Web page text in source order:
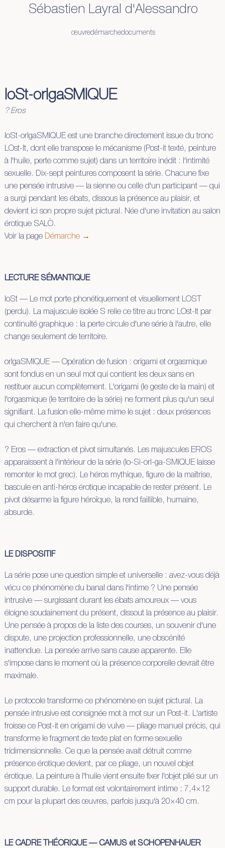
œuvredémarchedocuments
Sébastien Layral d'Alessandro
loSt-orIgaSMIQUE
? Eros
loSt-orIgaSMIQUE est une branche directement issue du tronc
LOst-It, dont elle transpose le mécanisme (Post-it texté, peinture
à l'huile, perte comme sujet) dans un territoire inédit : l'intimité
sexuelle. Dix-sept peintures composent la série. Chacune fixe
une pensée intrusive — la sienne ou celle d'un participant — qui
a surgi pendant les ébats, dissous la présence au plaisir, et
devient ici son propre sujet pictural. Née d'une invitation au salon
érotique SALÒ.
Voir la pageDémarche →
LECTURE SÉMANTIQUE
loSt — Le mot porte phonétiquement et visuellement LOST
(perdu). La majuscule isolée S relie ce titre au tronc LOst-It par
continuité graphique : la perte circule d'une série à l'autre, elle
change seulement de territoire.
orIgaSMIQUE — Opération de fusion : origami et orgasmique
sont fondus en un seul mot qui contient les deux sans en
restituer aucun complètement. L'origami (le geste de la main) et
l'orgasmique (le territoire de la série) ne forment plus qu'un seul
signifiant. La fusion elle-même mime le sujet : deux présences
qui cherchent à n'en faire qu'une.
? Eros — extraction et pivot simultanés. Les majuscules EROS
apparaissent à l'intérieur de la série (lo-Si-orI-ga-SMIQUE laisse
remonter le mot grec). Le héros mythique, figure de la maîtrise,
bascule en anti-héros érotique incapable de rester présent. Le
pivot désarme la figure héroïque, la rend faillible, humaine,
absurde.
LE DISPOSITIF
La série pose une question simple et universelle : avez-vous déjà
vécu ce phénomène du banal dans l'intime ? Une pensée
intrusive — surgissant durant les ébats amoureux — vous
éloigne soudainement du présent, dissout la présence au plaisir.
Une pensée à propos de la liste des courses, un souvenir d'une
dispute, une projection professionnelle, une obscénité
inattendue. La pensée arrive sans cause apparente. Elle
s'impose dans le moment où la présence corporelle devrait être
maximale.
Le protocole transforme ce phénomène en sujet pictural. La
pensée intrusive est consignée mot à mot sur un Post-it. L'artiste
froisse ce Post-it en origami de vulve — pliage manuel précis, qui
transforme le fragment de texte plat en forme sexuelle
tridimensionnelle. Ce que la pensée avait détruit comme
présence érotique devient, par ce pliage, un nouvel objet
érotique. La peinture à l'huile vient ensuite fixer l'objet plié sur un
support durable. Le format est volontairement intime : 7,4×12
cm pour la plupart des œuvres, parfois jusqu'à 20×40 cm.
LE CADRE THÉORIQUE — CAMUS et SCHOPENHAUER